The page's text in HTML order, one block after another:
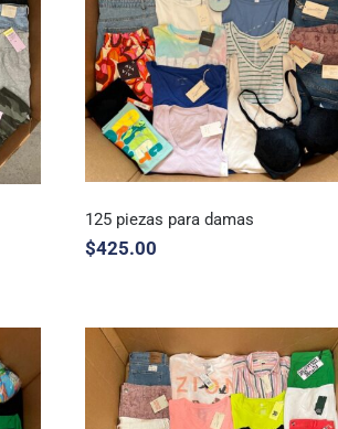
125 piezas para damas
125 piezas para damas
$425.00